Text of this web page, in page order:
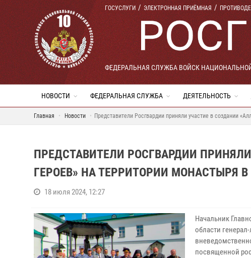
ГОСУСЛУГИ ЭЛЕКТРОННАЯ ПРИЁМНАЯ
ФЕДЕРАЛЬНАЯ СЛУЖБА ВОЙСК
НОВОСТИ ФЕДЕРАЛЬНАЯ СЛУЖБА ДЕЯТЕЛЬНОСТЬ
Главная Новости Представители Росгвардии приняли участие в создании
ПРЕДСТАВИТЕЛИ РОСГВАРДИИ
ГЕРОЕВ» НА ТЕРРИТОРИИ МОНАСТЫРЯ
18 июля 2024, 12:27
Начальник
области
посвященной